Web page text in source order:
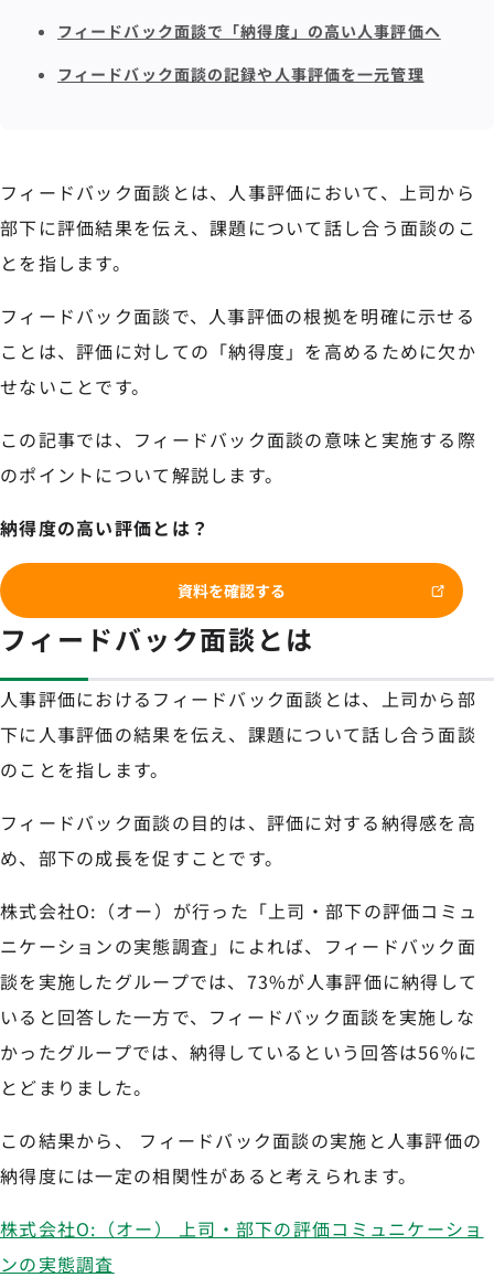
フィードバック面談で「納得度」の高い人事評価へ
フィードバック面談の記録や人事評価を一元管理
フィードバック面談とは、人事評価において、上司から
部下に評価結果を伝え、課題について話し合う面談のこ
とを指します。
フィードバック面談で、人事評価の根拠を明確に示せる
ことは、評価に対しての「納得度」を高めるために欠か
せないことです。
この記事では、フィードバック面談の意味と実施する際
のポイントについて解説します。
納得度の高い評価とは？
資料を確認する
フィードバック面談とは
人事評価におけるフィードバック面談とは、上司から部
下に人事評価の結果を伝え、課題について話し合う面談
のことを指します。
フィードバック面談の目的は、評価に対する納得感を高
め、部下の成長を促すことです。
株式会社O:（オー）が行った「上司・部下の評価コミュ
ニケーションの実態調査」によれば、フィードバック面
談を実施したグループでは、73%が人事評価に納得して
いると回答した一方で、フィードバック面談を実施しな
かったグループでは、納得しているという回答は56%に
とどまりました。
この結果から、 フィードバック面談の実施と人事評価の
納得度には一定の相関性があると考えられます。
株式会社O:（オー） 上司・部下の評価コミュニケーショ
ンの実態調査